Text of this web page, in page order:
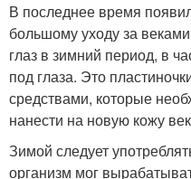
В последнее время
большому уходу за
глаз в зимний период, в
под глаза. Это
средствами, которые
нанести на новую кожу
Зимой следует
организм мог